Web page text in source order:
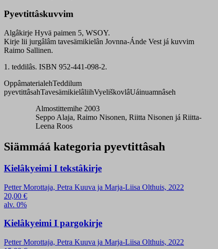
Pyevtittâskuvvim
Algâkirje Hyvä paimen 5, WSOY.
Kirje lii jurgâlâm tavesämikielân Jovnna-Ánde Vest já kuvvim
Raimo Sallinen.
1. teddilâs. ISBN 952-441-098-2.
OppâmaterialehTeddilum
pyevtittâsahTavesämikielâliihVyeliškovlâUáinuamnâseh
Almostittemihe 2003
Seppo Alaja, Raimo Nisonen, Riitta Nisonen já Riitta-
Leena Roos
Siämmáá kategoria pyevtittâsah
Kielâkyeimi I tekstâkirje
Petter Morottaja, Petra Kuuva ja Marja-Liisa Olthuis, 2022
20,00 €
alv. 0%
Kielâkyeimi I pargokirje
Petter Morottaja, Petra Kuuva ja Marja-Liisa Olthuis, 2022